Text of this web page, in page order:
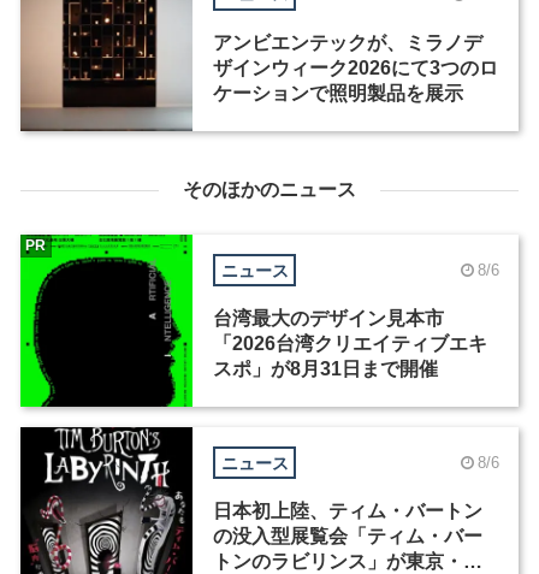
アンビエンテックが、ミラノデ
ザインウィーク2026にて3つのロ
ケーションで照明製品を展示
そのほかのニュース
ニュース 8/6
台湾最大のデザイン見本市
「2026台湾クリエイティブエキ
スポ」が8月31日まで開催
PR
ニュース 8/6
日本初上陸、ティム・バートン
の没入型展覧会「ティム・バー
トンのラビリンス」が東京・豊